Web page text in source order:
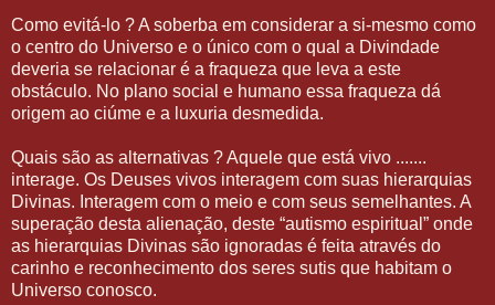
Como evitá-lo ? A soberba em considerar a si-mesmo como
o centro do Universo e o único com o qual a Divindade
deveria se relacionar é a fraqueza que leva a este
obstáculo. No plano social e humano essa fraqueza dá
origem ao ciúme e a luxuria desmedida.
Quais são as alternativas ? Aquele que está vivo .......
interage. Os Deuses vivos interagem com suas hierarquias
Divinas. Interagem com o meio e com seus semelhantes. A
superação desta alienação, deste “autismo espiritual” onde
as hierarquias Divinas são ignoradas é feita através do
carinho e reconhecimento dos seres sutis que habitam o
Universo conosco.